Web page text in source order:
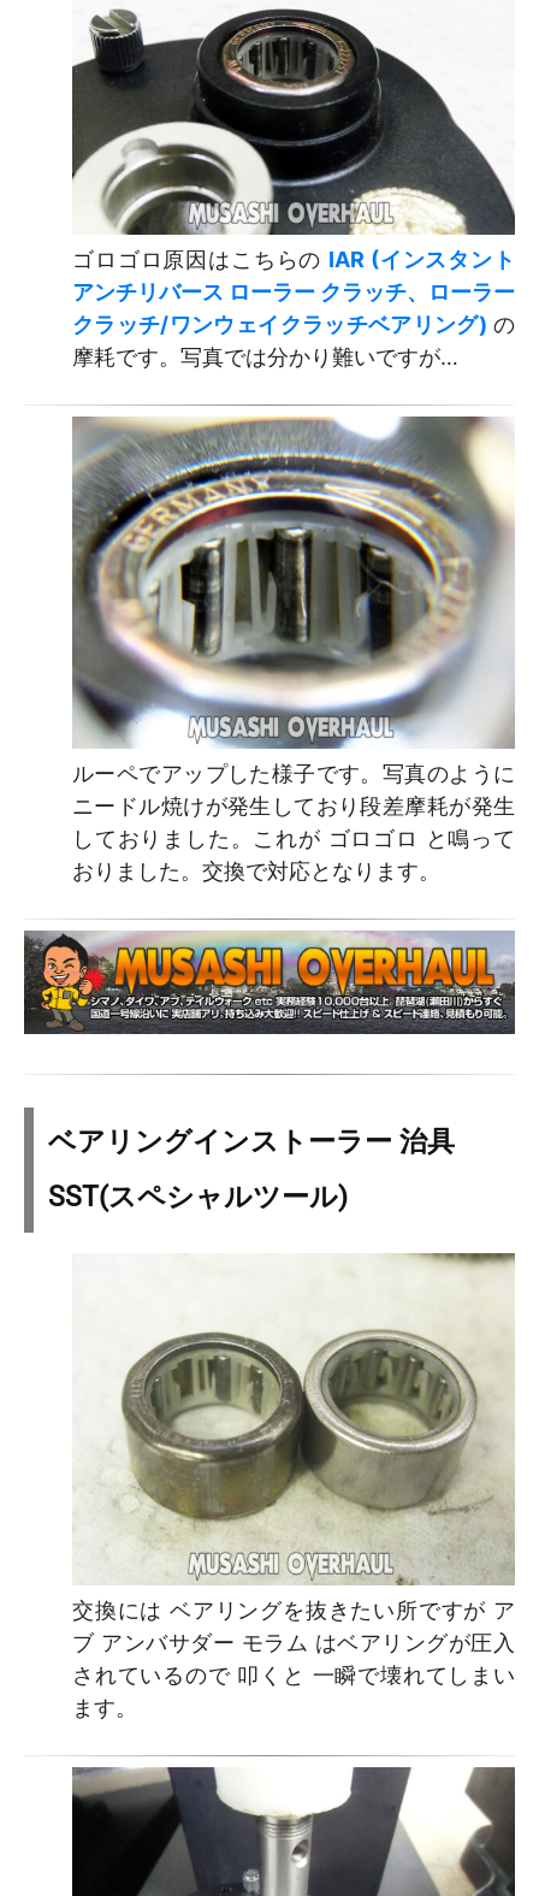
ゴロゴロ原因はこちらの IAR (インスタント
アンチリバース ローラー クラッチ、ローラー
クラッチ/ワンウェイクラッチベアリング) の
摩耗です。写真では分かり難いですが…
ルーペでアップした様子です。写真のように
ニードル焼けが発生しており段差摩耗が発生
しておりました。これが ゴロゴロ と鳴って
おりました。交換で対応となります。
ベアリングインストーラー 治具
SST(スペシャルツール)
交換には ベアリングを抜きたい所ですが ア
ブ アンバサダー モラム はベアリングが圧入
されているので 叩くと 一瞬で壊れてしまい
ます。